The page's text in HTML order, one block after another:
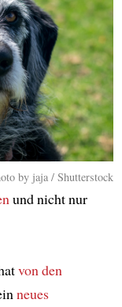
by jaja / Shutterstock
und nicht nur
von den
neues